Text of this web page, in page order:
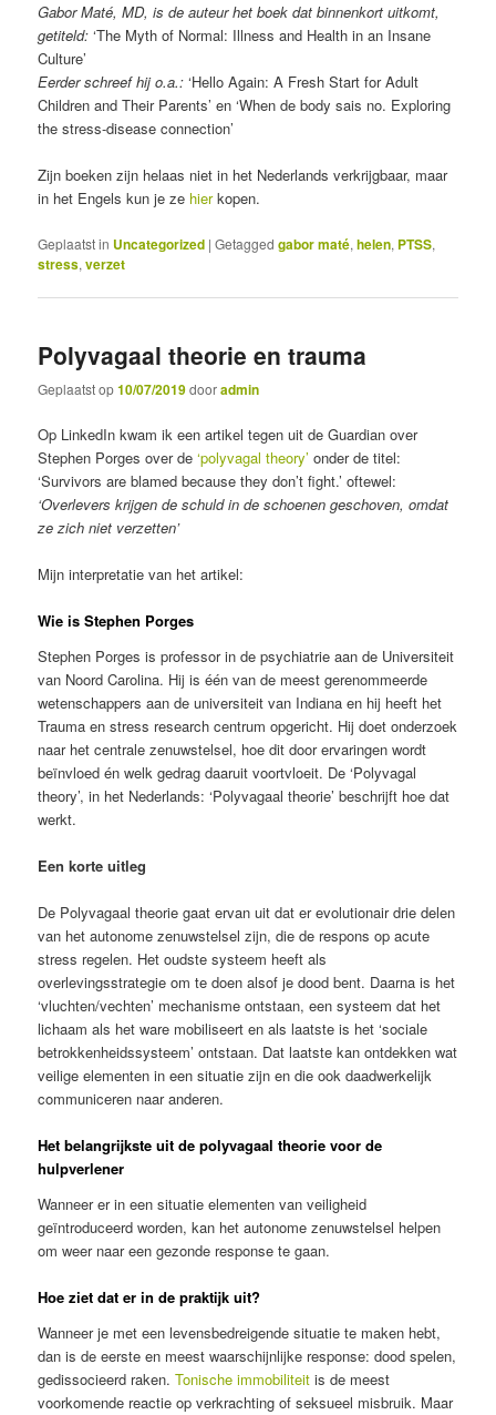
Gabor Maté, MD, is de auteur het boek dat binnenkort uitkomt,
getiteld: ‘The Myth of Normal: Illness and Health in an Insane
Culture’
Eerder schreef hij o.a.: ‘Hello Again: A Fresh Start for Adult
Children and Their Parents’ en ‘When de body sais no. Exploring
the stress-disease connection’
Zijn boeken zijn helaas niet in het Nederlands verkrijgbaar, maar
in het Engels kun je ze hierkopen.
Geplaatst in Uncategorized |Getagged gabor maté,helen, PTSS,
stress,verzet
Polyvagaal theorie en trauma
Geplaatst op10/07/2019dooradmin
Op LinkedIn kwam ik een artikel tegen uit de Guardian over
Stephen Porges over de‘polyvagal theory’ onder de titel:
‘Survivors are blamed because they don’t fight.’ oftewel:
‘Overlevers krijgen de schuld in de schoenen geschoven, omdat
ze zich niet verzetten’
Mijn interpretatie van het artikel:
Wie is Stephen Porges
Stephen Porges is professor in de psychiatrie aan de Universiteit
van Noord Carolina. Hij is één van de meest gerenommeerde
wetenschappers aan de universiteit van Indiana en hij heeft het
Trauma en stress research centrum opgericht. Hij doet onderzoek
naar het centrale zenuwstelsel, hoe dit door ervaringen wordt
beïnvloed én welk gedrag daaruit voortvloeit. De ‘Polyvagal
theory’, in het Nederlands: ‘Polyvagaal theorie’ beschrijft hoe dat
werkt.
Een korte uitleg
De Polyvagaal theorie gaat ervan uit dat er evolutionair drie delen
van het autonome zenuwstelsel zijn, die de respons op acute
stress regelen. Het oudste systeem heeft als
overlevingsstrategie om te doen alsof je dood bent. Daarna is het
‘vluchten/vechten’ mechanisme ontstaan, een systeem dat het
lichaam als het ware mobiliseert en als laatste is het ‘sociale
betrokkenheidssysteem’ ontstaan. Dat laatste kan ontdekken wat
veilige elementen in een situatie zijn en die ook daadwerkelijk
communiceren naar anderen.
Het belangrijkste uit de polyvagaal theorie voor de
hulpverlener
Wanneer er in een situatie elementen van veiligheid
geïntroduceerd worden, kan het autonome zenuwstelsel helpen
om weer naar een gezonde response te gaan.
Hoe ziet dat er in de praktijk uit?
Wanneer je met een levensbedreigende situatie te maken hebt,
dan is de eerste en meest waarschijnlijke response: dood spelen,
gedissocieerd raken.Tonische immobiliteit is de meest
voorkomende reactie op verkrachting of seksueel misbruik. Maar